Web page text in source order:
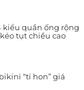
kiểu quần ống rộng
tụt chiều cao
“tí hon” giá